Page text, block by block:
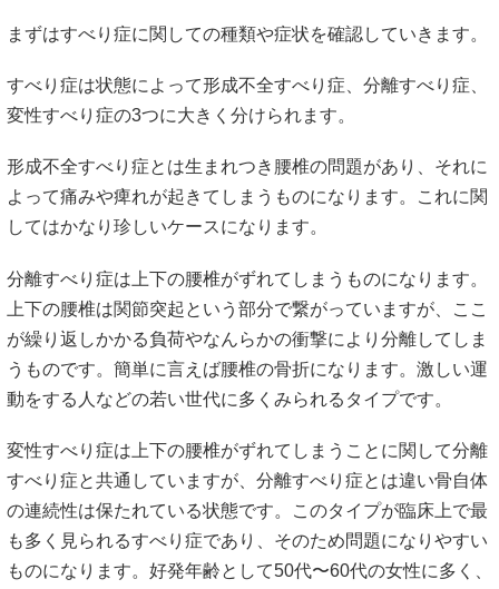
まずはすべり症に関しての種類や症状を確認していきます。
すべり症は状態によって形成不全すべり症、分離すべり症、
変性すべり症の3つに大きく分けられます。
形成不全すべり症とは生まれつき腰椎の問題があり、それに
よって痛みや痺れが起きてしまうものになります。これに関
してはかなり珍しいケースになります。
分離すべり症は上下の腰椎がずれてしまうものになります。
上下の腰椎は関節突起という部分で繋がっていますが、ここ
が繰り返しかかる負荷やなんらかの衝撃により分離してしま
うものです。簡単に言えば腰椎の骨折になります。激しい運
動をする人などの若い世代に多くみられるタイプです。
変性すべり症は上下の腰椎がずれてしまうことに関して分離
すべり症と共通していますが、分離すべり症とは違い骨自体
の連続性は保たれている状態です。このタイプが臨床上で最
も多く見られるすべり症であり、そのため問題になりやすい
ものになります。好発年齢として50代〜60代の女性に多く、